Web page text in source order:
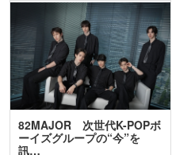
82MAJOR 次世代K-POPボ
ーイズグループの“今”を
訊…